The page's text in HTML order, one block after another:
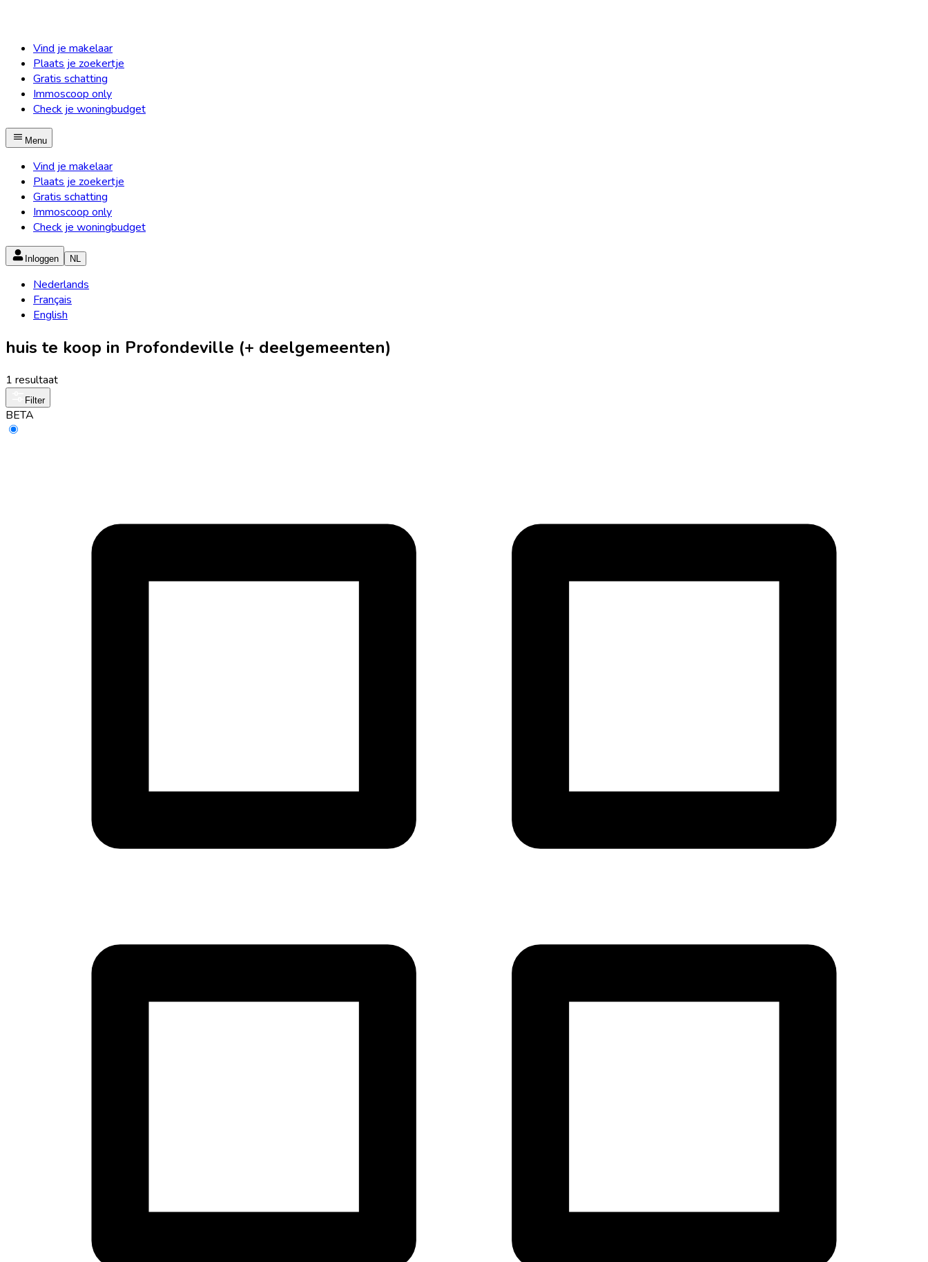
Vind je makelaar
Plaats je zoekertje
Gratis schatting
Immoscoop only
Check je woningbudget
Menu
Vind je makelaar
Plaats je zoekertje
Gratis schatting
Immoscoop only
Check je woningbudget
Inloggen NL
Nederlands
Français
English
huis te koop in Profondeville (+ deelgemeenten)
1 resultaat
Filter
BETA